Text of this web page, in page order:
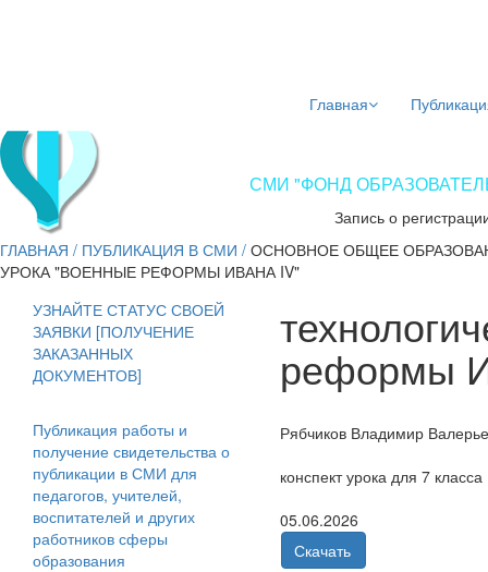
Главная
СМИ "ФОНД
Запись о
ГЛАВНАЯ / ПУБЛИКАЦИЯ В СМИ / ОСНОВНОЕ ОБЩЕЕ
УРОКА "ВОЕННЫЕ РЕФОРМЫ ИВАНА IV"
УЗНАЙТЕ СТАТУС СВОЕЙ
ЗАЯВКИ [ПОЛУЧЕНИЕ
ЗАКАЗАННЫХ
ДОКУМЕНТОВ]
Публикация работы и
получение свидетельства о
публикации в СМИ для
педагогов, учителей,
воспитателей и других
работников сферы
образования
реформы
Рябчиков Владимир
конспект урока для 7 класса
05.06.2026
Скачать